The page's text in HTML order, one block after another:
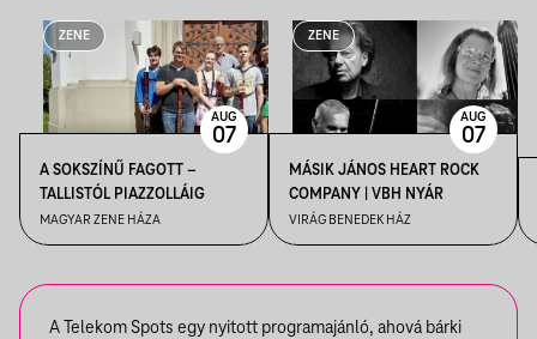
ZENE
A SOKSZÍNŰ FAGOTT –
TALLISTÓL PIAZZOLLÁIG
MAGYAR ZENE HÁZA
AUG
07
ZENE
MÁSIK JÁNOS HEART ROCK
COMPANY | VBH NYÁR
VIRÁG BENEDEK HÁZ
AUG
07
A Telekom Spots egy nyitott programajánló, ahová bárki